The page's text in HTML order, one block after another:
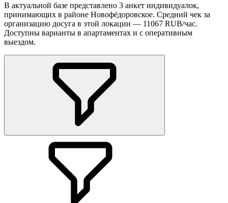
В актуальной базе представлено 3 анкет индивидуалок,
принимающих в районе Новофёдоровское. Средний чек за
организацию досуга в этой локации — 11067 RUB/час.
Доступны варианты в апартаментах и с оперативным
выездом.